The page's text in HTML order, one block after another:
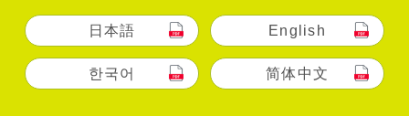
日本語 English
한국어 简体中文